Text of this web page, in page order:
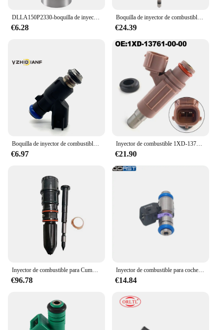
DLLA150P2330-boquilla de inyector de riel común de aceite crudo, pulverizador de combustible para inyector, 0445120333, 0445120431
€6.28
Boquilla de inyector de combustible para coche, inyector de combustible para coche, compatible con Clase A/AMG GT/Clase C/Clase E A 2780700687 Inyector de combustible
€24.39
Boquilla de inyector de combustible para coches, 25384016 Original, inyección de combustible
€6.97
Inyector de combustible 1XD-13761-00-00 para Grizzly para Kodiak 700 para Wolverine r-spec inyector de combustible de coche inyector de combustible de motor de repuesto
€21.90
€96.78
Inyector de combustible para coche IWP206 para Scania STKM206, módulo dosificador de inyección de Urea, boquilla de inyección de combustible
€14.84